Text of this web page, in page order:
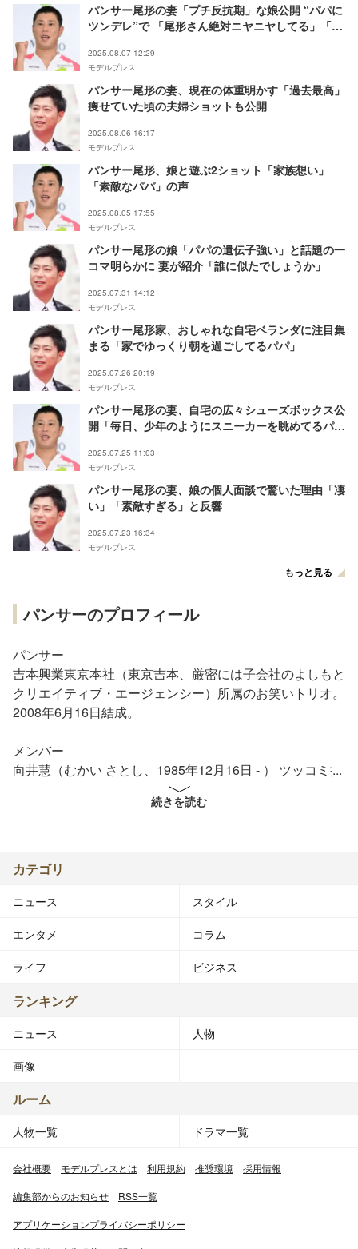
パンサー尾形の妻「プチ反抗期」な娘公開 “パパに
ツンデレ”で 「尾形さん絶対ニヤニヤしてる」「可
2025.08.07 12:29
モデルプレス
パンサー尾形の妻、現在の体重明かす「過去最高」
痩せていた頃の夫婦ショットも公開
2025.08.06 16:17
モデルプレス
パンサー尾形、娘と遊ぶ2ショット「家族想い」
「素敵なパパ」の声
2025.08.05 17:55
モデルプレス
パンサー尾形の娘「パパの遺伝子強い」と話題の一
コマ明らかに 妻が紹介「誰に似たでしょうか」
2025.07.31 14:12
モデルプレス
パンサー尾形家、おしゃれな自宅ベランダに注目集
まる「家でゆっくり朝を過ごしてるパパ」
2025.07.26 20:19
モデルプレス
パンサー尾形の妻、自宅の広々シューズボックス公
開「毎日、少年のようにスニーカーを眺めてるパ
2025.07.25 11:03
モデルプレス
パンサー尾形の妻、娘の個人面談で驚いた理由「凄
い」「素敵すぎる」と反響
2025.07.23 16:34
モデルプレス
もっと見る
パンサーのプロフィール
パンサー
吉本興業東京本社（東京吉本、厳密には子会社のよしもと
クリエイティブ・エージェンシー）所属のお笑いトリオ。
2008年6月16日結成。
メンバー
向井慧（むかい さとし、1985年12月16日 - ） ツッコミ担
尾形貴弘（おがた たかひろ、1977年4月27日 - ）小ボケ担
ケ・ネタ作り担当 立ち位置：左
結成まで
る。なお、向井のみ前ユニットもトリオだった。同様のパ
ターンを経験しているトリオに、同事務所所属のソーセー
ョウタン・藤本聖のトリオで、藤本が脱退し、「アキナ」
森洋一、元みかんとんがらし・大林健二（以上、現・「モ
ダクション人力舎所属の鬼ヶ島（元チャップメン・野田祐
介、元アメデオ・大川原篤史、元CUBE・和田貴志）がい
点でも共通する上、尾形と秋山、菅と山名は（東京NSC
（向井と藤本では藤本の方が1年先輩）。
向井はかつて、「ブルースタンダード」というトリオで近
していた。また、近藤とは幼馴染であり、ブルースタンダ
続きを読む
カテゴリ
ニュース スタイル
エンタメ コラム
ライフ ビジネス
ランキング
ニュース 人物
画像
ルーム
人物一覧 ドラマ一覧
会社概要 モデルプレスとは 利用規約 推奨環境 採用情報
編集部からのお知らせ RSS一覧
アプリケーションプライバシーポリシー